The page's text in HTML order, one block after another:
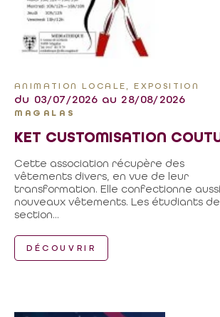
ANIMATION LOCALE, EXPOSITION
du 03/07/2026 au 28/08/2026
MAGALAS
KET CUSTOMISATION
Cette association récupère des
vêtements divers, en vue de leur
transformation. Elle confectionne
nouveaux vêtements. Les étudiants
section...
DÉCOUVRIR